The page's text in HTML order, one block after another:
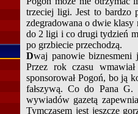
trzeciej ligi. Jest to bardzo
zdegradowana o dwie klasy
do 2 ligi i co drugi tydzień
po grzbiecie przechodzą.
Dwaj panowie
Przez rok czasu
sponsorował Pogoń, bo ją
fałszywą. Co do Pana G.
wywiadów gazetą
Tymczasem jest jeszcze